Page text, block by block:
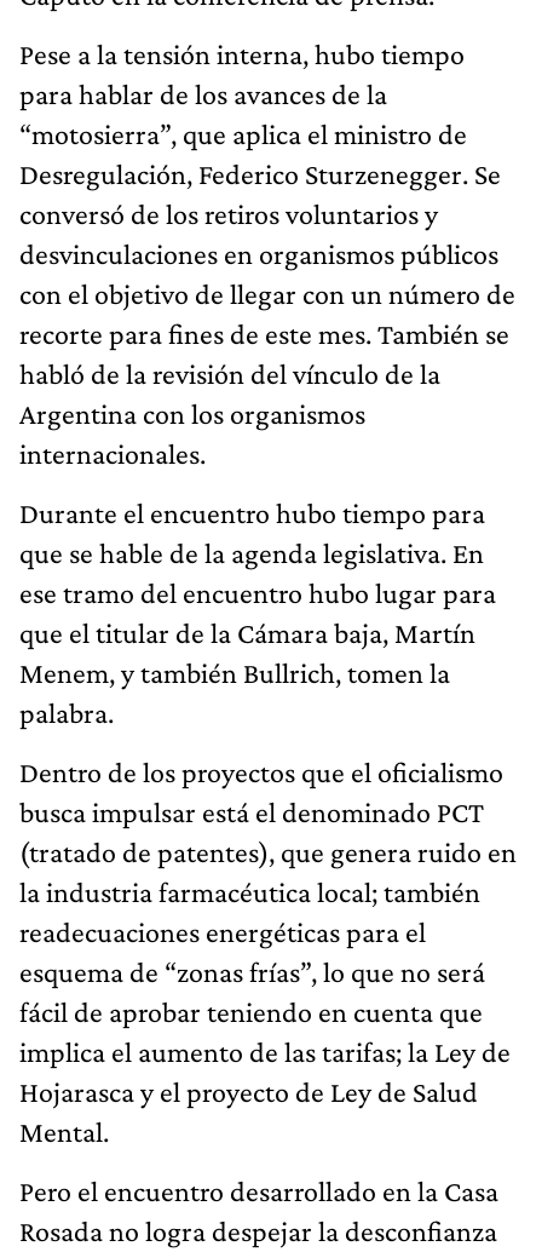
Pese a la tensión interna, hubo tiempo
para hablar de los avances de la
“motosierra”, que aplica el ministro de
Desregulación, Federico Sturzenegger. Se
conversó de los retiros voluntarios y
desvinculaciones en organismos públicos
con el objetivo de llegar con un número de
recorte para fines de este mes. También se
habló de la revisión del vínculo de la
Argentina con los organismos
internacionales.
Durante el encuentro hubo tiempo para
que se hable de la agenda legislativa. En
ese tramo del encuentro hubo lugar para
que el titular de la Cámara baja, Martín
Menem, y también Bullrich, tomen la
palabra.
Dentro de los proyectos que el oficialismo
busca impulsar está el denominado PCT
(tratado de patentes), que genera ruido en
la industria farmacéutica local; también
readecuaciones energéticas para el
esquema de “zonas frías”, lo que no será
fácil de aprobar teniendo en cuenta que
implica el aumento de las tarifas; la Ley de
Hojarasca y el proyecto de Ley de Salud
Mental.
Pero el encuentro desarrollado en la Casa
Rosada no logra despejar la desconfianza